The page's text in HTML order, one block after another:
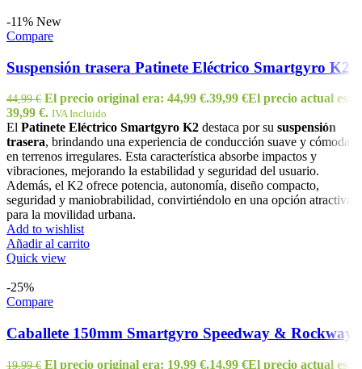
-11% New
Compare
Suspensión trasera Patinete Eléctrico Smartgyro K2
44,99€ El precio original era: 44,99 €.39,99 €El precio actual es:
39,99 €. IVA Incluido
El Patinete Eléctrico Smartgyro K2 destaca por su suspensión
trasera, brindando una experiencia de conducción suave y cómoda
en terrenos irregulares. Esta característica absorbe impactos y
vibraciones, mejorando la estabilidad y seguridad del usuario.
Además, el K2 ofrece potencia, autonomía, diseño compacto,
seguridad y maniobrabilidad, convirtiéndolo en una opción atractiva
para la movilidad urbana.
Add to wishlist
Añadir al carrito
Quick view
-25%
Compare
Caballete 150mm Smartgyro Speedway & Rockway
19,99€ El precio original era: 19,99 €.14,99 €El precio actual es: